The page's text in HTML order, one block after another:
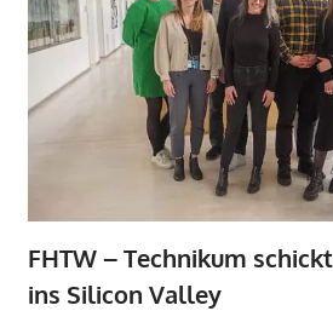
FHTW – Technikum
ins Silicon Valley